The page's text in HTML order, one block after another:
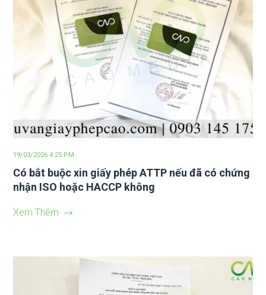
19/03/2026 4:25 PM
Có bắt buộc xin giấy phép ATTP nếu đã có chứng
nhận ISO hoặc HACCP không
Xem Thêm